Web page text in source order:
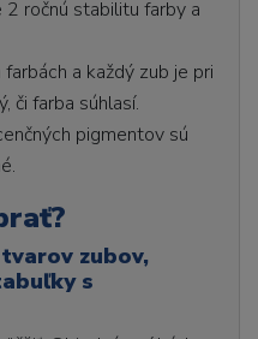
2 ročnú stabilitu farby a
a každý zub je pri
či farba súhlasí.
pigmentov sú
zubov,
s